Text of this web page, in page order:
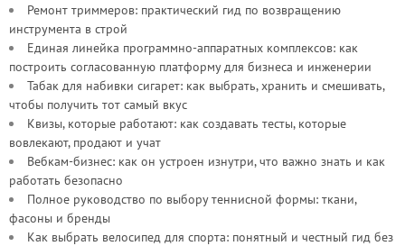
Ремонт триммеров: практический гид по возвращению
инструмента в строй
Единая линейка программно-аппаратных комплексов: как
построить согласованную платформу для бизнеса и инженерии
Табак для набивки сигарет: как выбрать, хранить и смешивать,
чтобы получить тот самый вкус
Квизы, которые работают: как создавать тесты, которые
вовлекают, продают и учат
Вебкам-бизнес: как он устроен изнутри, что важно знать и как
работать безопасно
Полное руководство по выбору теннисной формы: ткани,
фасоны и бренды
Как выбрать велосипед для спорта: понятный и честный гид без